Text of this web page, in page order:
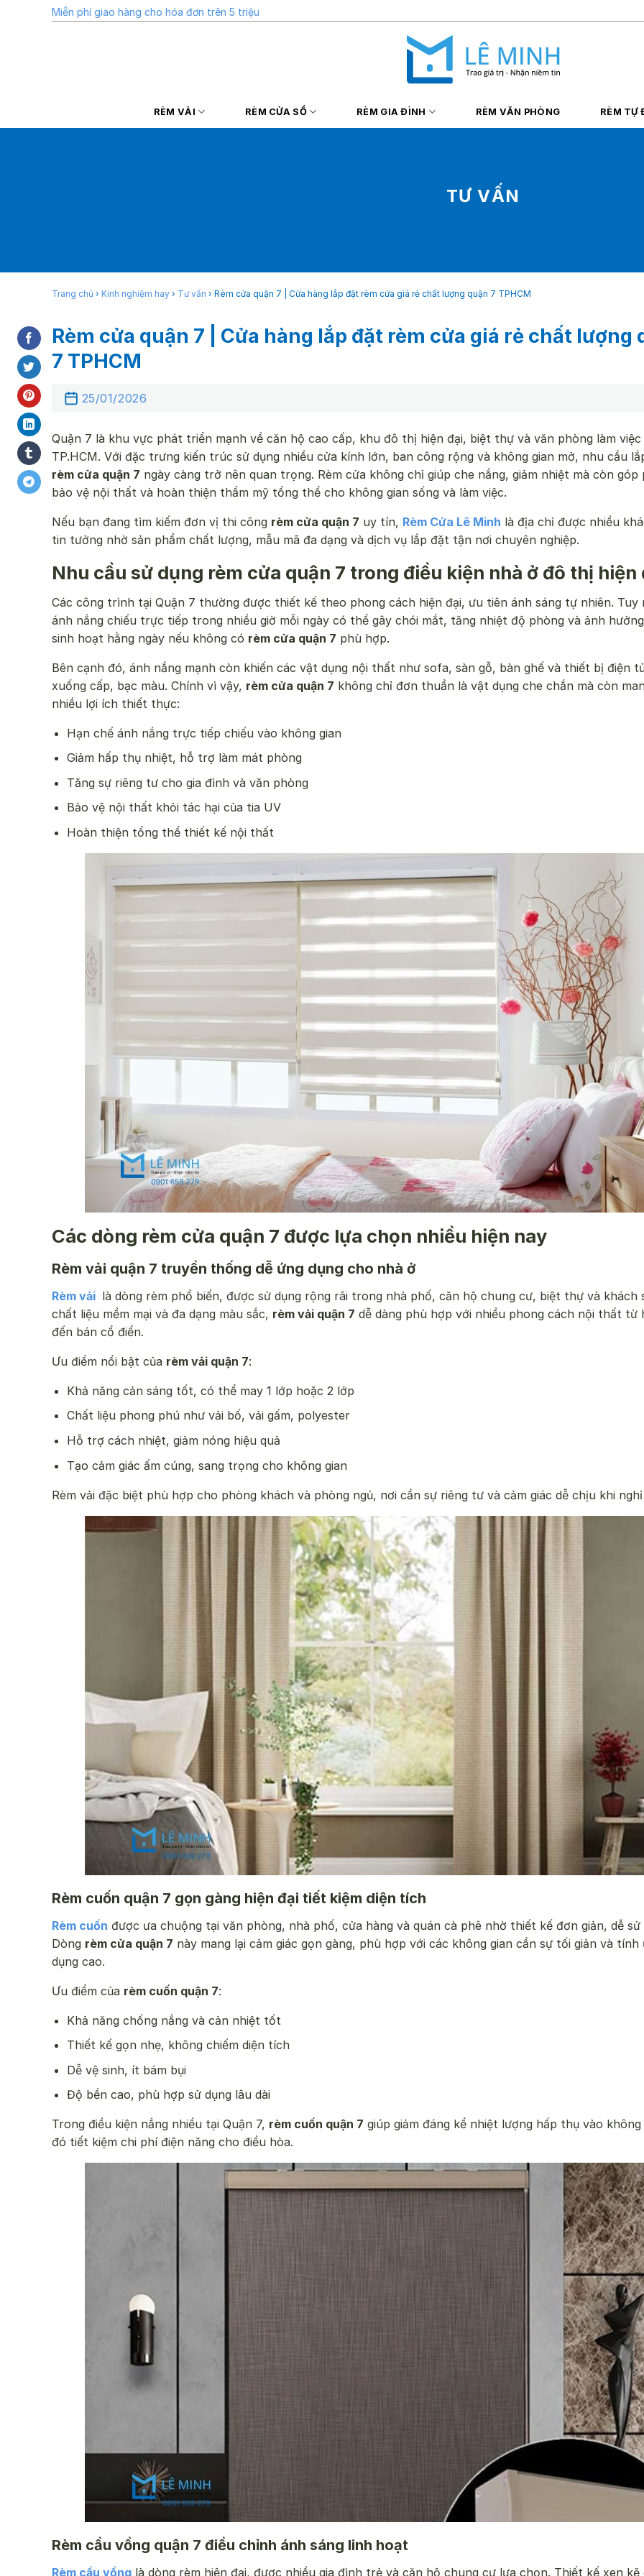
Miễn phí giao hàng cho hóa đơn trên 5 triệu
RÈM VẢI RÈM CỬA SỔ RÈM GIA ĐÌNH RÈM VĂN PHÒNG RÈM TỰ
TƯ VẤN
Trang chủ › Kinh nghiệm hay › Tư vấn › Rèm cửa quận 7 | Cửa hàng lắp đặt rèm cửa giá rẻ chất lượng quận 7 TPHCM
Rèm cửa quận 7 | Cửa hàng lắp đặt rèm cửa giá rẻ chất lượng
7 TPHCM
25/01/2026
Quận 7 là khu vực phát triển mạnh về căn hộ cao cấp, khu đô thị hiện đại, biệt thự và văn phòng làm
TP.HCM. Với đặc trưng kiến trúc sử dụng nhiều cửa kính lớn, ban công rộng và không gian mở, nhu cầu
rèm cửa quận 7 ngày càng trở nên quan trọng. Rèm cửa không chỉ giúp che nắng, giảm nhiệt mà còn góp
bảo vệ nội thất và hoàn thiện thẩm mỹ tổng thể cho không gian sống và làm việc.
Nếu bạn đang tìm kiếm đơn vị thi công rèm cửa quận 7 uy tín, Rèm Cửa Lê Minh là địa chỉ được nhiều
tin tưởng nhờ sản phẩm chất lượng, mẫu mã đa dạng và dịch vụ lắp đặt tận nơi chuyên nghiệp.
Nhu cầu sử dụng rèm cửa quận 7 trong điều kiện nhà ở đô thị hiện
Các công trình tại Quận 7 thường được thiết kế theo phong cách hiện đại, ưu tiên ánh sáng tự nhiên. Tuy
ánh nắng chiếu trực tiếp trong nhiều giờ mỗi ngày có thể gây chói mắt, tăng nhiệt độ phòng và ảnh
sinh hoạt hằng ngày nếu không có rèm cửa quận 7 phù hợp.
Bên cạnh đó, ánh nắng mạnh còn khiến các vật dụng nội thất như sofa, sàn gỗ, bàn ghế và thiết bị điện
xuống cấp, bạc màu. Chính vì vậy, rèm cửa quận 7 không chỉ đơn thuần là vật dụng che chắn mà còn
nhiều lợi ích thiết thực:
Hạn chế ánh nắng trực tiếp chiếu vào không gian
Giảm hấp thụ nhiệt, hỗ trợ làm mát phòng
Tăng sự riêng tư cho gia đình và văn phòng
Bảo vệ nội thất khỏi tác hại của tia UV
Hoàn thiện tổng thể thiết kế nội thất
Các dòng rèm cửa quận 7 được lựa chọn nhiều hiện nay
Rèm vải quận 7 truyền thống dễ ứng dụng cho nhà ở
Rèm vải là dòng rèm phổ biến, được sử dụng rộng rãi trong nhà phố, căn hộ chung cư, biệt thự và khách
chất liệu mềm mại và đa dạng màu sắc, rèm vải quận 7 dễ dàng phù hợp với nhiều phong cách nội thất từ
đến bán cổ điển.
Ưu điểm nổi bật của rèm vải quận 7:
Khả năng cản sáng tốt, có thể may 1 lớp hoặc 2 lớp
Chất liệu phong phú như vải bố, vải gấm, polyester
Hỗ trợ cách nhiệt, giảm nóng hiệu quả
Tạo cảm giác ấm cúng, sang trọng cho không gian
Rèm vải đặc biệt phù hợp cho phòng khách và phòng ngủ, nơi cần sự riêng tư và cảm giác dễ chịu khi nghỉ
Rèm cuốn quận 7 gọn gàng hiện đại tiết kiệm diện tích
Rèm cuốn được ưa chuộng tại văn phòng, nhà phố, cửa hàng và quán cà phê nhờ thiết kế đơn giản, dễ sử
Dòng rèm cửa quận 7 này mang lại cảm giác gọn gàng, phù hợp với các không gian cần sự tối giản và tính
dụng cao.
Ưu điểm của rèm cuốn quận 7:
Khả năng chống nắng và cản nhiệt tốt
Thiết kế gọn nhẹ, không chiếm diện tích
Dễ vệ sinh, ít bám bụi
Độ bền cao, phù hợp sử dụng lâu dài
Trong điều kiện nắng nhiều tại Quận 7, rèm cuốn quận 7 giúp giảm đáng kể nhiệt lượng hấp thụ vào
đó tiết kiệm chi phí điện năng cho điều hòa.
Rèm cầu vồng quận 7 điều chỉnh ánh sáng linh hoạt
Rèm cầu vồng là dòng rèm hiện đại, được nhiều gia đình trẻ và căn hộ chung cư lựa chọn. Thiết kế xen kẽ